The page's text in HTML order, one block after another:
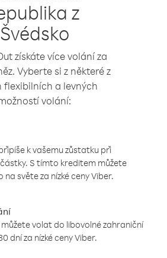
z
Švédsko
získáte více volání za
Vyberte si z některé z
flexibilních a levných
volání:
k vašemu zůstatku při
S tímto kreditem můžete
na světe za nízké ceny Viber.
volat do libovolné zahraniční
dní za nízké ceny Viber.